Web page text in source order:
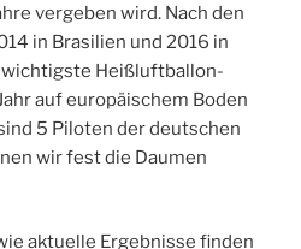
vergeben wird. Nach den
in Brasilien und 2016 in
Heißluftballon-
auf europäischem Boden
5 Piloten der deutschen
wir fest die Daumen
aktuelle Ergebnisse finden